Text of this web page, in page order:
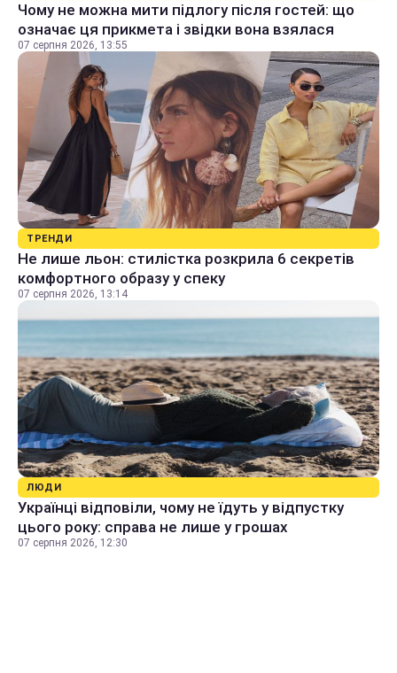
Чому не можна мити підлогу після гостей: що
означає ця прикмета і звідки вона взялася
07 серпня 2026, 13:55
ТРЕНДИ
Не лише льон: стилістка розкрила 6 секретів
комфортного образу у спеку
07 серпня 2026, 13:14
ЛЮДИ
Українці відповіли, чому не їдуть у відпустку
цього року: справа не лише у грошах
07 серпня 2026, 12:30